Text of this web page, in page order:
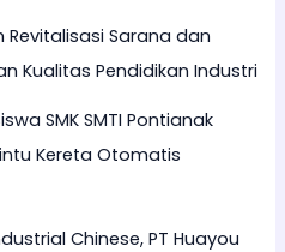
Revitalisasi Sarana dan
Kualitas Pendidikan Industri
SMK SMTI Pontianak
Kereta Otomatis
Chinese, PT Huayou